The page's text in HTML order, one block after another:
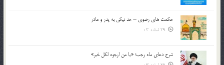
حکمت های رضوی – حد نیکی به پدر و مادر
29 اسفند 03
شرح دعای ماه رجب؛ «یا من ارجوه لکل خیر»